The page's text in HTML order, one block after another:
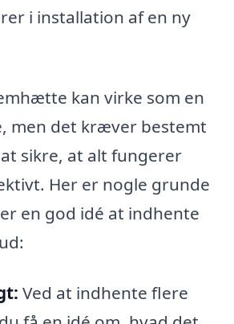
i installation af en ny
kan virke som en
men det kræver bestemt
sikre, at alt fungerer
Her er nogle grunde
en god idé at indhente
Ved at indhente flere